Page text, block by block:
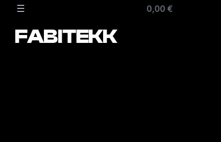
Inhalt
0,00 €
FABITEKK